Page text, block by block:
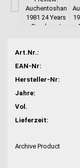
Art.Nr.:
EAN-Nr:
Hersteller-Nr:
Jahre:
Vol.
Lieferzeit:
Archive Product